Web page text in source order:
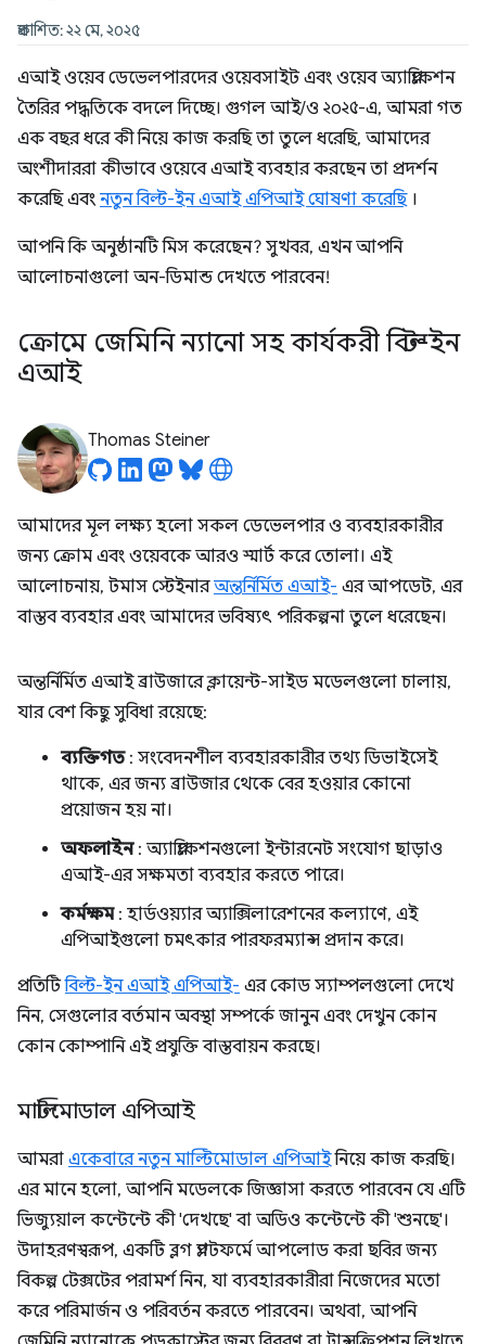
প্রকাশিত: ২২ মে, ২০২৫
এআই ওয়েব ডেভেলপারদের ওয়েবসাইট এবং ওয়েব অ্যাপ্লিকেশন
তৈরির পদ্ধতিকে বদলে দিচ্ছে। গুগল আই/ও ২০২৫-এ, আমরা গত
এক বছর ধরে কী নিয়ে কাজ করছি তা তুলে ধরেছি, আমাদের
অংশীদাররা কীভাবে ওয়েবে এআই ব্যবহার করছেন তা প্রদর্শন
করেছি এবং নতুন বিল্ট-ইন এআই এপিআই ঘোষণা করেছি।
আপনি কি অনুষ্ঠানটি মিস করেছেন? সুখবর, এখন আপনি
আলোচনাগুলো অন-ডিমান্ড দেখতে পারবেন!
ক্রোমে জেমিনি ন্যানো সহ কার্যকরী বিল্ট-ইন
এআই
Thomas Steiner
আমাদের মূল লক্ষ্য হলো সকল ডেভেলপার ও ব্যবহারকারীর
জন্য ক্রোম এবং ওয়েবকে আরও স্মার্ট করে তোলা। এই
আলোচনায়, টমাস স্টেইনারঅন্তর্নির্মিত এআই- এর আপডেট, এর
বাস্তব ব্যবহার এবং আমাদের ভবিষ্যৎ পরিকল্পনা তুলে ধরেছেন।
অন্তর্নির্মিত এআই ব্রাউজারে ক্লায়েন্ট-সাইড মডেলগুলো চালায়,
যার বেশ কিছু সুবিধা রয়েছে:
ব্যক্তিগত: সংবেদনশীল ব্যবহারকারীর তথ্য ডিভাইসেই
থাকে, এর জন্য ব্রাউজার থেকে বের হওয়ার কোনো
প্রয়োজন হয় না।
অফলাইন: অ্যাপ্লিকেশনগুলো ইন্টারনেট সংযোগ ছাড়াও
এআই-এর সক্ষমতা ব্যবহার করতে পারে।
কর্মক্ষম: হার্ডওয়্যার অ্যাক্সিলারেশনের কল্যাণে, এই
এপিআইগুলো চমৎকার পারফরম্যান্স প্রদান করে।
প্রতিটিবিল্ট-ইন এআই এপিআই- এর কোড স্যাম্পলগুলো দেখে
নিন, সেগুলোর বর্তমান অবস্থা সম্পর্কে জানুন এবং দেখুন কোন
কোন কোম্পানি এই প্রযুক্তি বাস্তবায়ন করছে।
মাল্টিমোডাল এপিআই
আমরা একেবারে নতুন মাল্টিমোডাল এপিআইনিয়ে কাজ করছি।
এর মানে হলো, আপনি মডেলকে জিজ্ঞাসা করতে পারবেন যে এটি
ভিজ্যুয়াল কন্টেন্টে কী 'দেখছে' বা অডিও কন্টেন্টে কী 'শুনছে'।
উদাহরণস্বরূপ, একটি ব্লগ প্ল্যাটফর্মে আপলোড করা ছবির জন্য
বিকল্প টেক্সটের পরামর্শ নিন, যা ব্যবহারকারীরা নিজেদের মতো
করে পরিমার্জন ও পরিবর্তন করতে পারবেন। অথবা, আপনি